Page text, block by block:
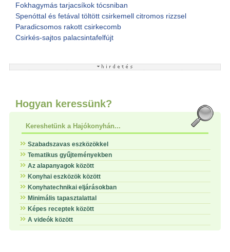
Fokhagymás tarjacsíkok tócsniban
Spenóttal és fetával töltött csirkemell citromos rizzsel
Paradicsomos rakott csirkecomb
Csirkés-sajtos palacsintafelfújt
Hogyan keressünk?
Kereshetünk a Hajókonyhán...
Szabadszavas eszközökkel
Tematikus gyűjteményekben
Az alapanyagok között
Konyhai eszközök között
Konyhatechnikai eljárásokban
Minimális tapasztalattal
Képes receptek között
A videók között